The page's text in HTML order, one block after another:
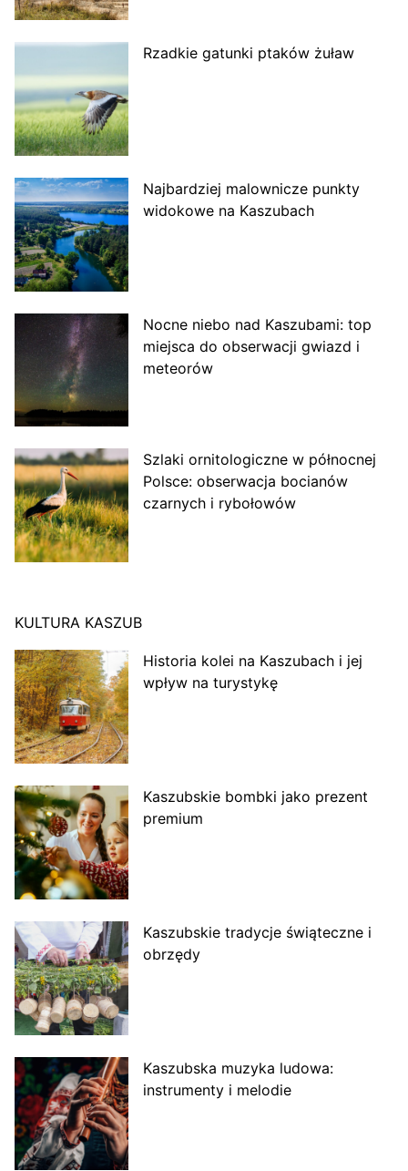
Rzadkie gatunki ptaków żuław
Najbardziej malownicze punkty
widokowe na Kaszubach
Nocne niebo nad Kaszubami: top
miejsca do obserwacji gwiazd i
meteorów
Szlaki ornitologiczne w północnej
Polsce: obserwacja bocianów
czarnych i rybołowów
KULTURA KASZUB
Historia kolei na Kaszubach i jej
wpływ na turystykę
Kaszubskie bombki jako prezent
premium
Kaszubskie tradycje świąteczne i
obrzędy
Kaszubska muzyka ludowa:
instrumenty i melodie